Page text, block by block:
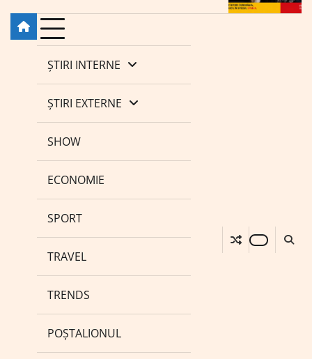
ȘTIRI INTERNE
ȘTIRI EXTERNE
SHOW
ECONOMIE
SPORT
TRAVEL
TRENDS
POȘTALIONUL